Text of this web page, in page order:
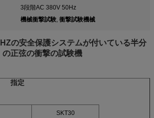
3段階AC 380V 50Hz
機械衝撃試験, 衝撃試験機械
の安全保護システムが付いている半分
の正弦の衝撃の試験機
指定
SKT30